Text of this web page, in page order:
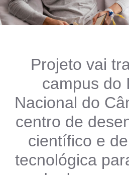
Projeto vai
campus do
Nacional do
centro de
científico e
tecnológica